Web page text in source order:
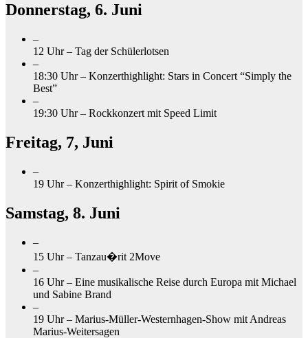
Donnerstag, 6. Juni
–
12 Uhr – Tag der Schülerlotsen
–
18:30 Uhr – Konzerthighlight: Stars in Concert “Simply the
Best”
–
19:30 Uhr – Rockkonzert mit Speed Limit
Freitag, 7, Juni
–
19 Uhr – Konzerthighlight: Spirit of Smokie
Samstag, 8. Juni
–
15 Uhr – Tanzau�rit 2Move
–
16 Uhr – Eine musikalische Reise durch Europa mit Michael
und Sabine Brand
–
19 Uhr – Marius-Müller-Westernhagen-Show mit Andreas
Marius-Weitersagen